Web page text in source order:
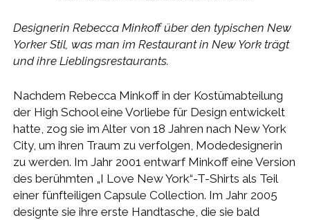
Designerin Rebecca Minkoff über den typischen New
Yorker Stil, was man im Restaurant in New York trägt
und ihre Lieblingsrestaurants.
Nachdem Rebecca Minkoff in der Kostümabteilung
der High School eine Vorliebe für Design entwickelt
hatte, zog sie im Alter von 18 Jahren nach New York
City, um ihren Traum zu verfolgen, Modedesignerin
zu werden. Im Jahr 2001 entwarf Minkoff eine Version
des berühmten „I Love New York“-T-Shirts als Teil
einer fünfteiligen Capsule Collection. Im Jahr 2005
designte sie ihre erste Handtasche, die sie bald